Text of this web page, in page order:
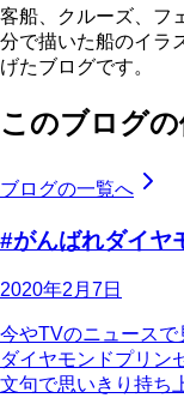
客船、クルーズ、フ
分で描いた船のイラ
げたブログです。
このブログ
ブログの一覧へ
#がんばれダイヤ
2020年2月7日
今やTVのニュース
ダイヤモンドプリン
文句で思いきり持ち